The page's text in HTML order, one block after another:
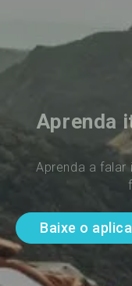
Aprenda
Aprenda a
Baixe o